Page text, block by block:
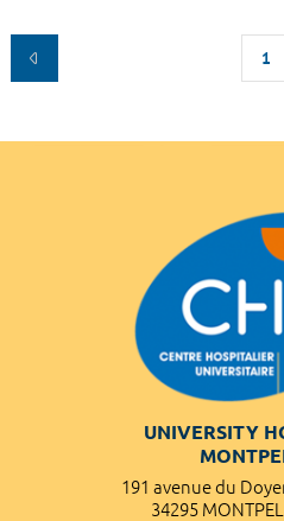
1
UNIVERSITY
191 avenue du
34295